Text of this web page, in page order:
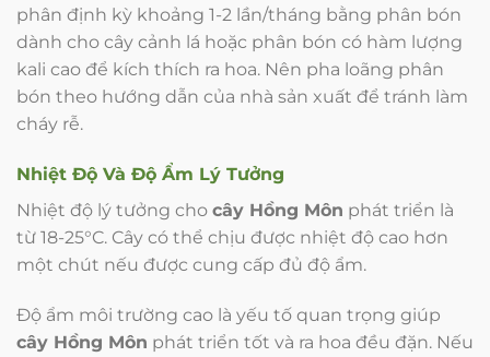
phân định kỳ khoảng 1-2 lần/tháng bằng phân bón
dành cho cây cảnh lá hoặc phân bón có hàm lượng
kali cao để kích thích ra hoa. Nên pha loãng phân
bón theo hướng dẫn của nhà sản xuất để tránh làm
cháy rễ.
Nhiệt Độ Và Độ Ẩm Lý Tưởng
Nhiệt độ lý tưởng cho cây Hồng Môn phát triển là
từ 18-25°C. Cây có thể chịu được nhiệt độ cao hơn
một chút nếu được cung cấp đủ độ ẩm.
Độ ẩm môi trường cao là yếu tố quan trọng giúp
cây Hồng Môn phát triển tốt và ra hoa đều đặn. Nếu